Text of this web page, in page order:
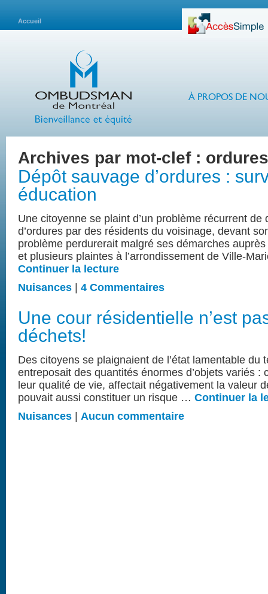
Accueil
À PROPOS DE
Archives par mot-clef : ordures
Dépôt sauvage d’ordures :
éducation
Une citoyenne se plaint d’un problème récurrent de
d’ordures par des résidents du voisinage, devant
problème perdurerait malgré ses démarches
et plusieurs plaintes à l’arrondissement de Ville-
Continuer la lecture
Nuisances
4 Commentaires
Une cour résidentielle n’est
déchets!
Des citoyens se plaignaient de l’état lamentable du
entreposait des quantités énormes d’objets variés :
leur qualité de vie, affectait négativement la valeur
pouvait aussi constituer un risque … Continuer la
Nuisances
Aucun commentaire